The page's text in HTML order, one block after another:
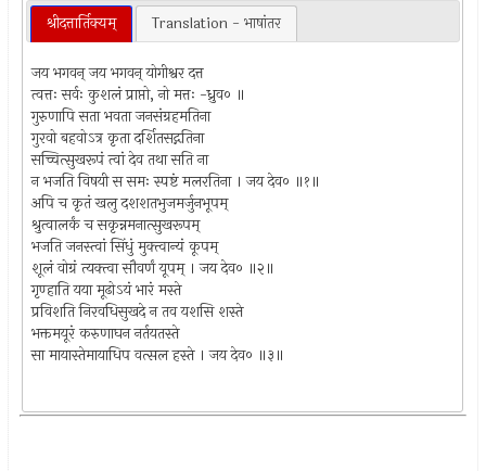
श्रीदत्तार्तिक्यम् Translation - भाषांतर
जय भगवन् जय भगवन् योगीश्वर दत्त
त्वत्तः सर्वः कुशलं प्राप्तो, नो मत्तः -ध्रुव० ॥
गुरुणापि सता भवता जनसंग्रहमतिना
गुरवो बहवोऽत्र कृता दर्शितसद्गतिना
सच्चित्सुखरूपं त्वां देव तथा सति ना
न भजति विषयी स समः स्पष्टं मलरतिना । जय देव० ॥१॥
अपि च कृतं खलु दशशतभुजमर्जुनभूपम्
श्रुत्वालर्कं च सकृन्नमनात्सुखरूपम्
भजति जनस्त्वां सिंधुं मुक्त्वान्यं कूपम्
शूलं वोग्रं त्यक्त्वा सौवर्णं यूपम् । जय देव० ॥२॥
गृण्हाति यया मूढोऽयं भारं मस्ते
प्रविशति निरवधिसुखदे न तव यशसि शस्ते
भक्तमयूरं करुणाघन नर्तयतस्ते
सा मायास्तेमायाधिप वत्सल हस्ते । जय देव० ॥३॥